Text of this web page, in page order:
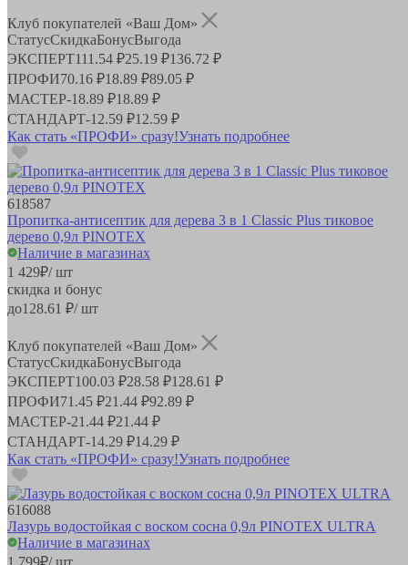
Клуб покупателей «Ваш Дом»
СтатусСкидкаБонусВыгода
ЭКСПЕРТ111.54 ₽25.19 ₽136.72 ₽
ПРОФИ70.16 ₽18.89 ₽89.05 ₽
МАСТЕР-18.89 ₽18.89 ₽
СТАНДАРТ-12.59 ₽12.59 ₽
Как стать «ПРОФИ» сразу!Узнать подробнее
618587
Пропитка-антисептик для дерева 3 в 1 Classic Plus тиковое
дерево 0,9л PINOTEX
Наличие в магазинах
1 429₽/ шт
скидка и бонус
до128.61 ₽/ шт
Клуб покупателей «Ваш Дом»
СтатусСкидкаБонусВыгода
ЭКСПЕРТ100.03 ₽28.58 ₽128.61 ₽
ПРОФИ71.45 ₽21.44 ₽92.89 ₽
МАСТЕР-21.44 ₽21.44 ₽
СТАНДАРТ-14.29 ₽14.29 ₽
Как стать «ПРОФИ» сразу!Узнать подробнее
616088
Лазурь водостойкая с воском сосна 0,9л PINOTEX ULTRA
Наличие в магазинах
1 799₽/ шт